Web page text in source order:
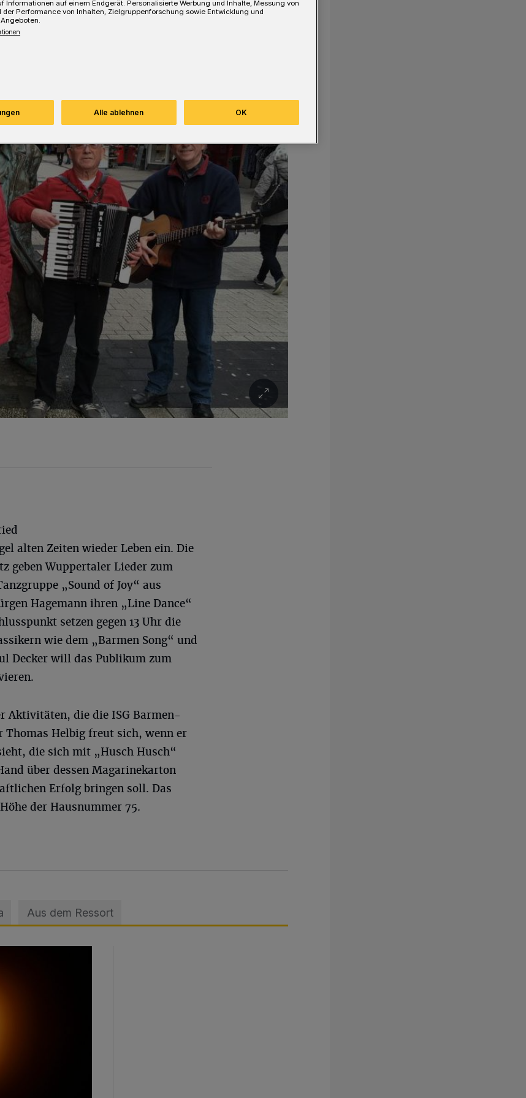
alten Zeiten wieder Leben ein. Die
geben Wuppertaler Lieder zum
„Sound of Joy“ aus
Hagemann ihren „Line Dance“
setzen gegen 13 Uhr die
wie dem „Barmen Song“ und
Decker will das Publikum zum
Aktivitäten, die die ISG Barmen-
Helbig freut sich, wenn er
die sich mit „Husch Husch“
über dessen Magarinekarton
Erfolg bringen soll. Das
der Hausnummer 75.
Aus dem Ressort
Informationen auf einem Endgerät. Personalisierte Werbung und Inhalte, Messung von
der Performance von Inhalten, Zielgruppenforschung sowie Entwicklung und
Alle ablehnen OK